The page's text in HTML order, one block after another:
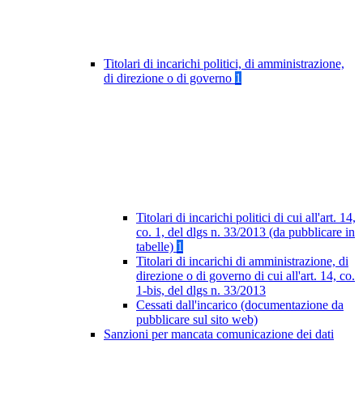
Titolari di incarichi politici, di amministrazione,
di direzione o di governo 1
Titolari di incarichi politici di cui all'art. 14,
co. 1, del dlgs n. 33/2013 (da pubblicare in
tabelle) 1
Titolari di incarichi di amministrazione, di
direzione o di governo di cui all'art. 14, co.
1-bis, del dlgs n. 33/2013
Cessati dall'incarico (documentazione da
pubblicare sul sito web)
Sanzioni per mancata comunicazione dei dati